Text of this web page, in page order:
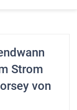
Strom
von